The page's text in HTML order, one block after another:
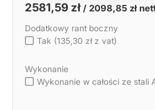
2581,59 zł / 2098,85 zł
Dodatkowy rant boczny
Tak (135,30 zł z vat)
Wykonanie
Wykonanie w całości ze stali